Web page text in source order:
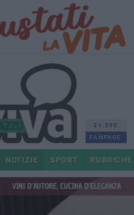
21.595
FANPAGE
NOTIZIE SPORT RUBRICHE